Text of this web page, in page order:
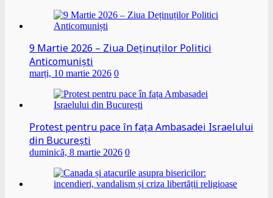
9 Martie 2026 – Ziua Deținuților Politici
Anticomuniști
marți, 10 martie 2026 0
Protest pentru pace în fața Ambasadei Israelului
din București
duminică, 8 martie 2026 0